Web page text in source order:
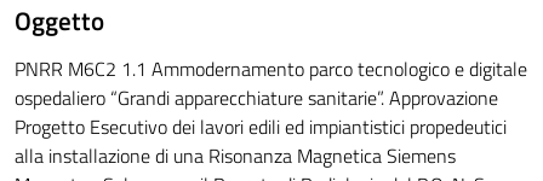
Oggetto
PNRR M6C2 1.1 Ammodernamento parco tecnologico e digitale
ospedaliero “Grandi apparecchiature sanitarie”. Approvazione
Progetto Esecutivo dei lavori edili ed impiantistici propedeutici
alla installazione di una Risonanza Magnetica Siemens